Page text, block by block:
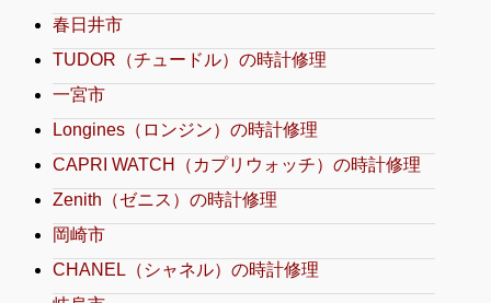
春日井市
TUDOR（チュードル）の時計修理
一宮市
Longines（ロンジン）の時計修理
CAPRI WATCH（カプリウォッチ）の時計修理
Zenith（ゼニス）の時計修理
岡崎市
CHANEL（シャネル）の時計修理